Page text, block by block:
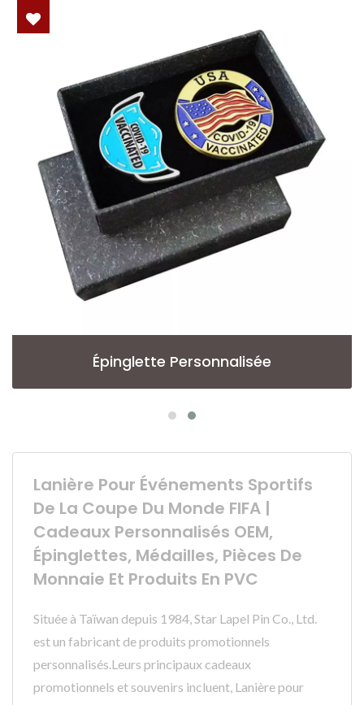
Épinglette Personnalisée
Lanière Pour Événements Sportifs
De La Coupe Du Monde FIFA |
Cadeaux Personnalisés OEM,
Épinglettes, Médailles, Pièces De
Monnaie Et Produits En PVC
Située à Taïwan depuis 1984, Star Lapel Pin Co., Ltd.
est un fabricant de produits promotionnels
personnalisés.Leurs principaux cadeaux
promotionnels et souvenirs incluent, Lanière pour